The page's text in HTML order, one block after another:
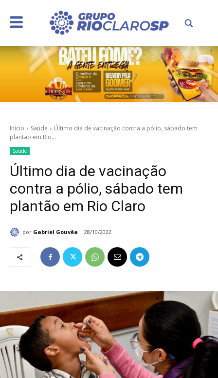
Início Saúde
Último dia de vacinação contra a pólio, sábado tem
plantão em Rio...
Saúde
Último dia de vacinação
contra a pólio, sábado tem
plantão em Rio Claro
por Gabriel Gouvêa 28/10/2022